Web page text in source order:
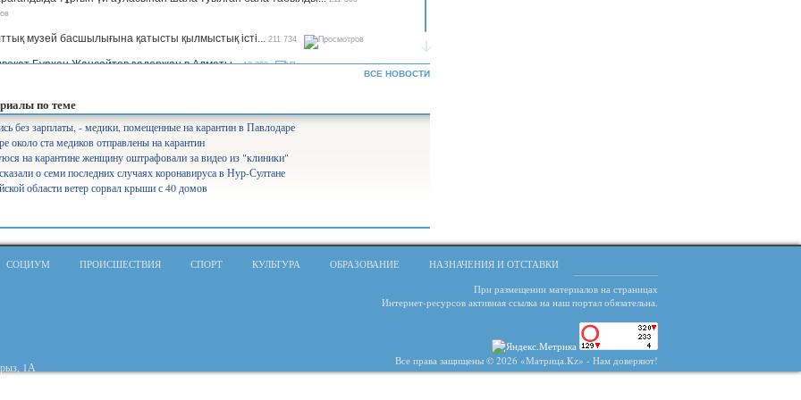
музей басшылығына қатысты қылмыстық істі... 211 734
Бурхан Жансейтов задержан в Алматы... 13 298
на комуслуги изменятся в Казахстане... 12 640
Аймағамбетов балалардың қауіпсіздігін қамтамасыз...
мектеп». Ұлттық жоба арқылы 582 мектеп бой көтереді...
лицензиялауды күшейтеміз - министр...
президентскую критику...
ВСЕ НОВОСТИ
по теме
без зарплаты, - медики, помещенные на карантин в Павлодаре
около ста медиков отправлены на карантин
на карантине женщину оштрафовали за видео из "клиники"
о семи последних случаях коронавируса в Нур-Султане
области ветер сорвал крыши с 40 домов
СОЦИУМ ПРОИСШЕСТВИЯ СПОРТ КУЛЬТУРА ОБРАЗОВАНИЕ НАЗНАЧЕНИЯ И ОТСТАВКИ
1А
При размещении материалов на страницах
Интернет-ресурсов активная ссылка на наш портал обязательна.
Все права защищены © 2026 «Матрица.Kz» - Нам доверяют!